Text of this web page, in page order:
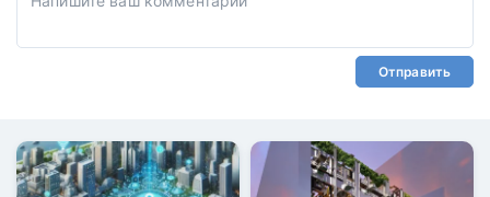
Отправить